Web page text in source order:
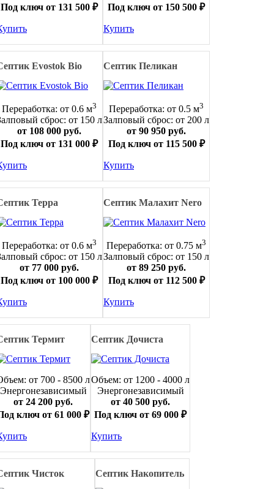
Под ключ от 131 500 ₽
Под ключ от 150 500 ₽
Купить
Evostok Bio
Переработка: от 0.6 м3
сброс: от 150 л
от 108 000 руб.
Под ключ от 131 000 ₽
Септик Пеликан
Переработка: от 0.5 м3
Залповый сброс: от 200 л
от 90 950 руб.
Под ключ от 115 500 ₽
Купить
Терра
Переработка: от 0.6 м3
сброс: от 150 л
от 77 000 руб.
Под ключ от 100 000 ₽
Септик Малахит Nero
Переработка: от 0.75 м3
Залповый сброс: от 150 л
от 89 250 руб.
Под ключ от 112 500 ₽
Купить
Термит
от 700 - 8500 л
Энергонезависимый
от 24 200 руб.
ключ от 61 000 ₽
Септик Дочиста
Объем: от 1200 - 4000 л
Энергонезависимый
от 40 500 руб.
Под ключ от 69 000 ₽
Купить
Чисток Септик Накопитель